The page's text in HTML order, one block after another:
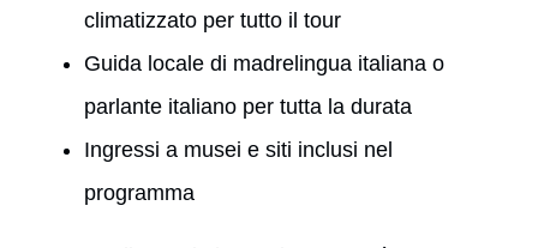
climatizzato per tutto il tour
Guida locale di madrelingua italiana o
parlante italiano per tutta la durata
Ingressi a musei e siti inclusi nel
programma